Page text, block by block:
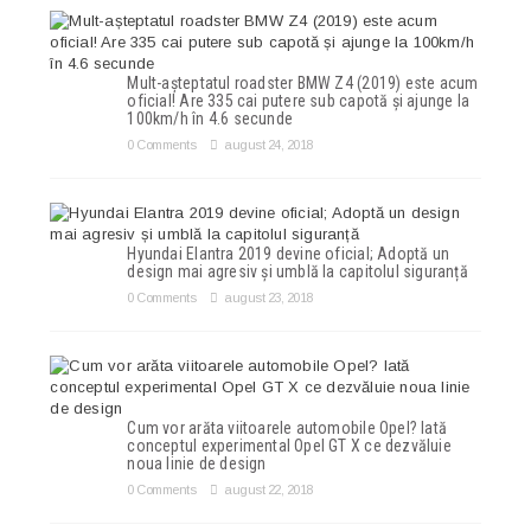
Mult-așteptatul roadster BMW Z4 (2019) este acum
oficial! Are 335 cai putere sub capotă și ajunge la
100km/h în 4.6 secunde
0 Comments august 24, 2018
Hyundai Elantra 2019 devine oficial; Adoptă un
design mai agresiv și umblă la capitolul siguranță
0 Comments august 23, 2018
Cum vor arăta viitoarele automobile Opel? Iată
conceptul experimental Opel GT X ce dezvăluie
noua linie de design
0 Comments august 22, 2018